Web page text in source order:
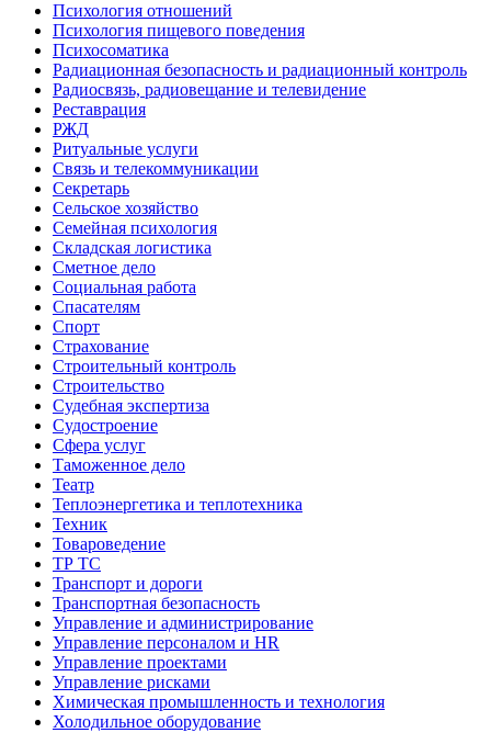
Психология отношений
Психология пищевого поведения
Психосоматика
Радиационная безопасность и радиационный контроль
Радиосвязь, радиовещание и телевидение
Реставрация
РЖД
Ритуальные услуги
Связь и телекоммуникации
Секретарь
Сельское хозяйство
Семейная психология
Складская логистика
Сметное дело
Социальная работа
Спасателям
Спорт
Страхование
Строительный контроль
Строительство
Судебная экспертиза
Судостроение
Сфера услуг
Таможенное дело
Театр
Теплоэнергетика и теплотехника
Техник
Товароведение
ТР ТС
Транспорт и дороги
Транспортная безопасность
Управление и администрирование
Управление персоналом и HR
Управление проектами
Управление рисками
Химическая промышленность и технология
Холодильное оборудование